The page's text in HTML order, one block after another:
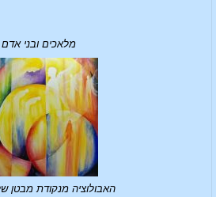
מלאכים ובני אדם
האבולוציה מנקודת מבטן